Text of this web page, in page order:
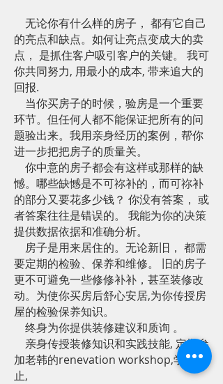
无论你有什么样的房子， 都有它自己
的亮点和缺点。如何让亮点变成大的卖
点， 是抓住客户吸引客户的关键。 我可
你共同努力, 用最小的成本, 带来追大的
回报.
当你买房子的时候，验房是一个重要
环节。但任何人都不能保证把所有的问
题验出来。我用亲身经历的案例，帮你
进一步把把房子的质量关。
你中意的房子都会有这样或那样的缺
憾。哪些缺憾是不可祢补的，而可祢补
的部分又要花多少钱？ 你没有答案， 或
者答案往往是错误的。 我能为你的决策
提供数据依据和准确分析。
房子是用来居住的。无论新旧， 都需
要定期的检验、保养和维修。 旧的房子
更不可避免一些修修补补，甚至装修改
动。为使你买房后舒心安居,为你传授房
屋的检验保养知识。
终身为你提供装修建议和质询 。
亲身传授装修知识和实践技能, 定期参
加老韩的renevation workshop,学会为
止,